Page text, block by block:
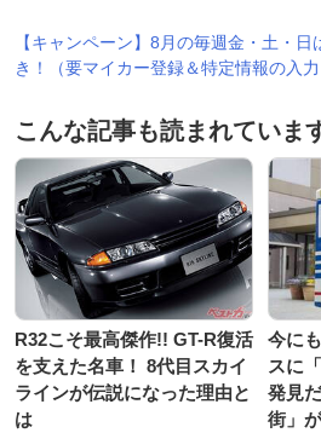
【キャンペーン】8月の毎週金・土・日
き！（要マイカー登録＆特定情報の入力
こんな記事も読まれていま
R32こそ最高傑作!! GT-R復活
を支えた名車！ 8代目スカイ
ラインが伝説になった理由と
は
今に
スに
発見
街」